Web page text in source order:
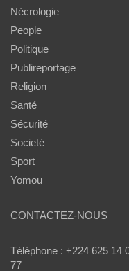
Nécrologie
People
Politique
Publireportage
Religion
Santé
Sécurité
Societé
Sport
Yomou
CONTACTEZ-NOUS
Téléphone : +224 625 14
77